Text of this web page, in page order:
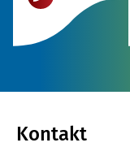
Kontakt